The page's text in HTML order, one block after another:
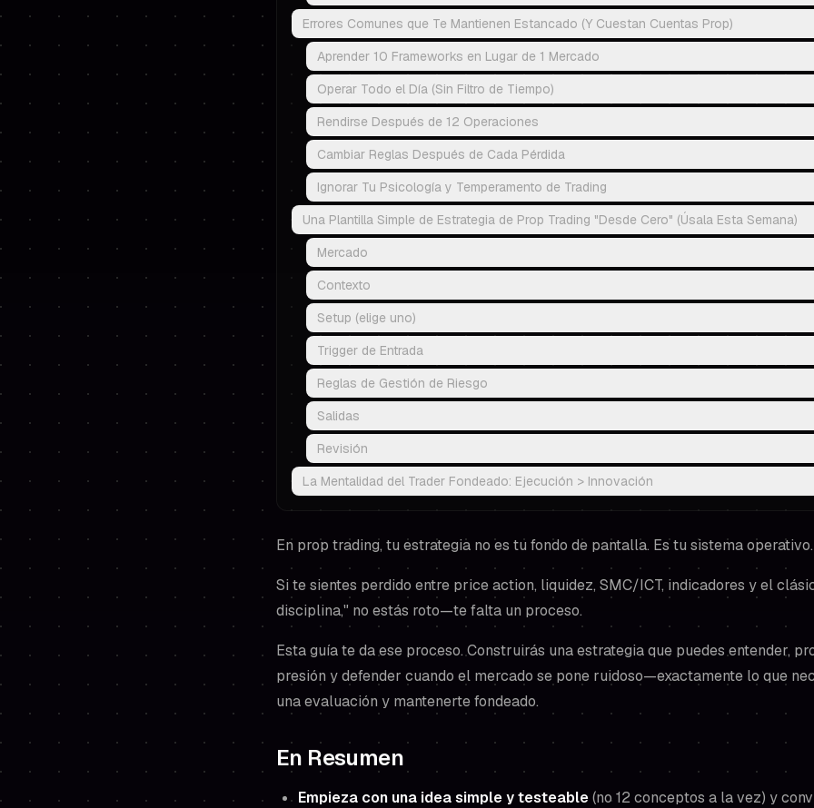
Errores Comunes que Te Mantienen Estancado (Y Cuestan Cuentas Prop)
Aprender 10 Frameworks en Lugar de 1 Mercado
Operar Todo el Día (Sin Filtro de Tiempo)
Rendirse Después de 12 Operaciones
Cambiar Reglas Después de Cada Pérdida
Ignorar Tu Psicología y Temperamento de Trading
Una Plantilla Simple de Estrategia de Prop Trading "Desde Cero" (Úsala Esta Semana)
Mercado
Contexto
Setup (elige uno)
Trigger de Entrada
Reglas de Gestión de Riesgo
Salidas
Revisión
La Mentalidad del Trader Fondeado: Ejecución > Innovación
En prop trading, tu estrategia no es tu fondo de pantalla. Es tu sistema operativo.
Si te sientes perdido entre price action, liquidez, SMC/ICT, indicadores y el
disciplina," no estás roto—te falta un proceso.
Esta guía te da ese proceso. Construirás una estrategia que puedes entender,
presión y defender cuando el mercado se pone ruidoso—exactamente lo que
una evaluación y mantenerte fondeado.
En Resumen
Empieza con una idea simple y testeable(no 12 conceptos a la vez) y